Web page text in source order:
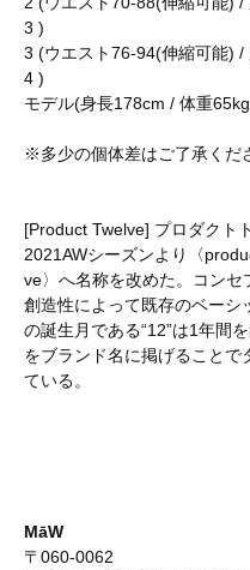
3 )
3 (ウエスト76-94(伸縮可能)
4 )
モデル(身長178cm / 体重
※多少の個体差はご了承くだ
[Product Twelve] プロダクト
2021AWシーズンより〈
ve〉へ名称を改めた。コンセ
創造性によって既存のベーシ
の誕生月である“12”は1年間
をブランド名に掲げることで
ている。
MāW
〒060-0062